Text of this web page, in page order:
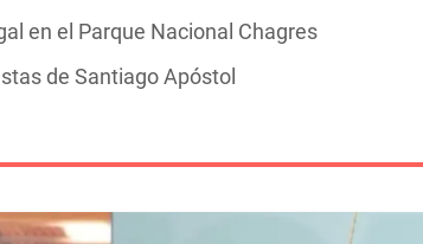
en el Parque Nacional Chagres
de Santiago Apóstol